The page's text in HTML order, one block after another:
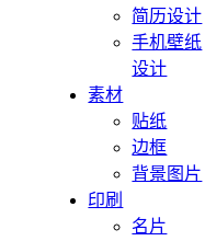
简历设计
手机壁纸
设计
素材
贴纸
边框
背景图片
印刷
名片